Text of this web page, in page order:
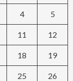
4 5
11 12
18 19
25 26